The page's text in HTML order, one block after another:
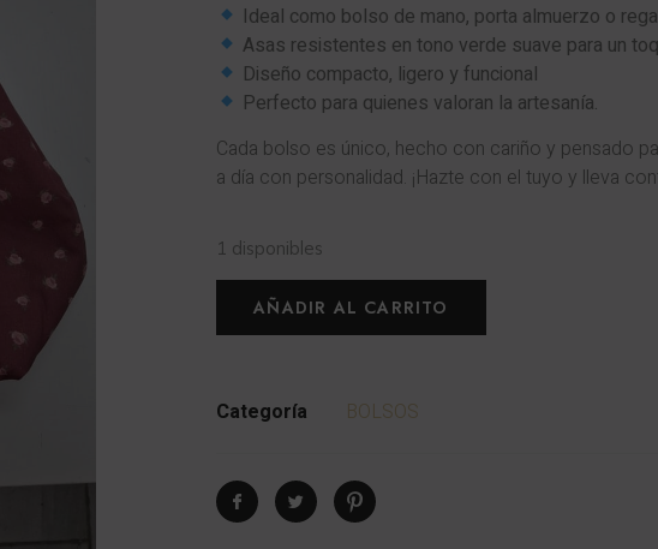
Ideal como bolso de mano, porta almuerzo o
Asas resistentes en tono verde suave para un
Diseño compacto, ligero y funcional
Perfecto para quienes valoran la artesanía.
Cada bolso es único, hecho con cariño y pensado
a día con personalidad. ¡Hazte con el tuyo y lleva
1 disponibles
AÑADIR AL CARRITO
Categoría BOLSOS